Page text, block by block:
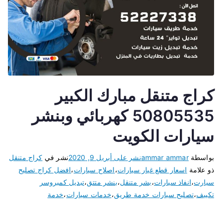
كراج متنقل مبارك الكبير
50805535 كهربائي وبنشر
سيارات الكويت
بواسطةammar ammarنشر على أبريل 9, 2020 نشر في كراج متنقل
ذو علامة اسعار قطع غيار سيارات،اصلاح سيارات،افضل كراج تصليح
سيارت،انفاذ سيارات،بشر متنقل،بنشر متتق،تبديل كمبروسر
تكييف،تصليح سيارات خدمة طريق،خدمات سيارات،خدمة